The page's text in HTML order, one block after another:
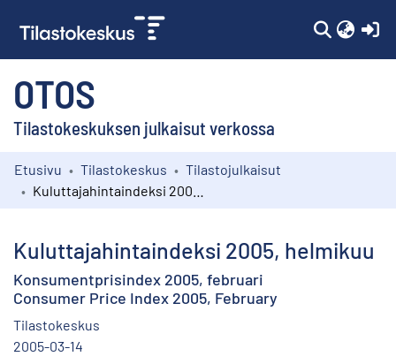
OTOS
Tilastokeskuksen julkaisut verkossa
Kokoelmat
Etusivu Tilastokeskus
Tilastojulkaisut
Kuluttajahintaindeksi 2005, helmikuu
Konsumentprisindex 2005, februari
Consumer Price Index 2005, February
Tilastokeskus
2005-03-14